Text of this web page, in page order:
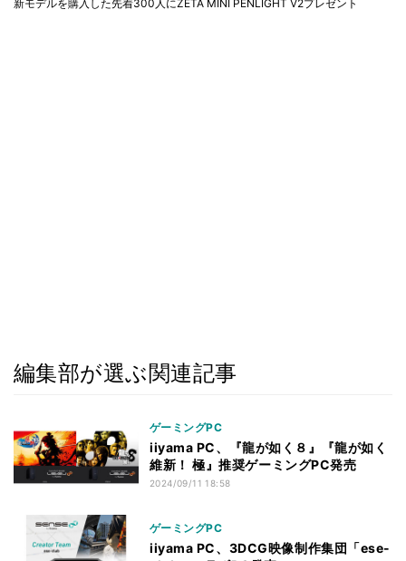
新モデルを購入した先着300人にZETA MINI PENLIGHT V2プレゼント
編集部が選ぶ関連記事
ゲーミングPC
iiyama PC、『龍が如く８』『龍が如く
維新！ 極』推奨ゲーミングPC発売
2024/09/11 18:58
ゲーミングPC
iiyama PC、3DCG映像制作集団「ese-